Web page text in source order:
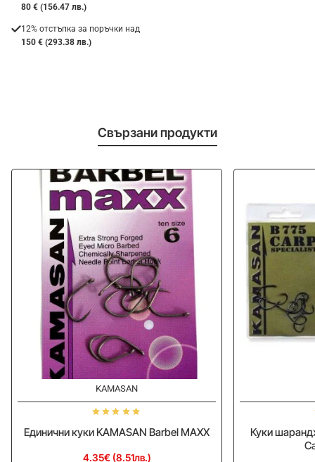
80 € (156.47 лв.)
12% отстъпка за поръчки над
150 € (293.38 лв.)
Свързани продукти
KAMASAN
Единични куки KAMASAN Barbel MAXX
4.35€ (8.51лв.)
Куки